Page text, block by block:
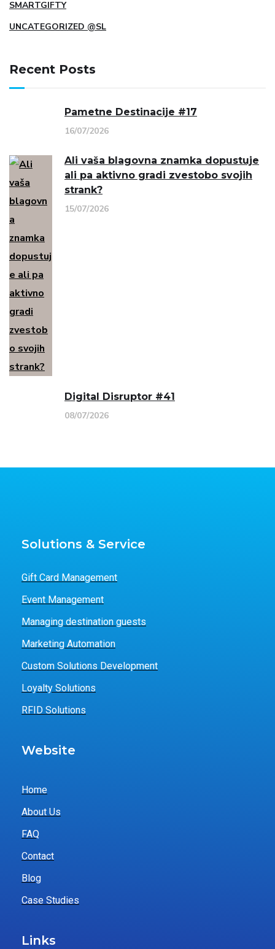
SMARTGIFTY
UNCATEGORIZED @SL
Recent Posts
Pametne Destinacije #17
16/07/2026
Ali vaša blagovna znamka dopustuje
ali pa aktivno gradi zvestobo svojih
strank?
15/07/2026
Digital Disruptor #41
08/07/2026
Solutions & Service
Gift Card Management
Event Management
Managing destination guests
Marketing Automation
Custom Solutions Development
Loyalty Solutions
RFID Solutions
Website
Home
About Us
FAQ
Contact
Blog
Case Studies
Links